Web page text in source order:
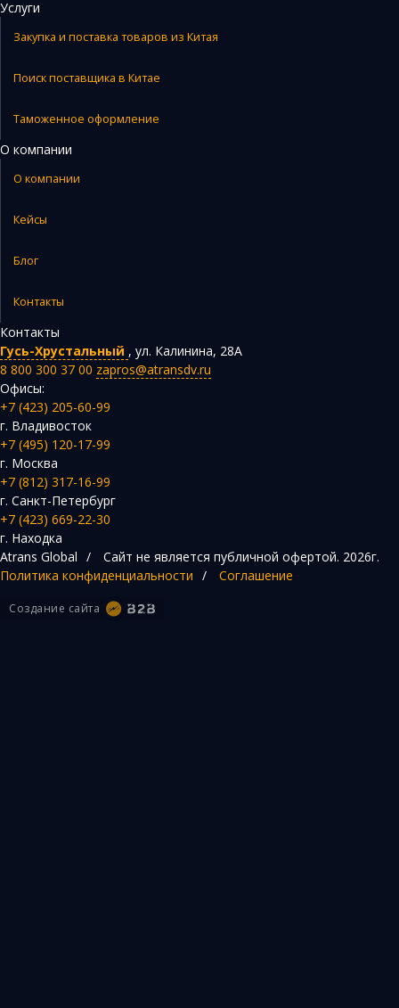
Услуги
Закупка и поставка товаров из Китая
Поиск поставщика в Китае
Таможенное оформление
О компании
О компании
Кейсы
Блог
Контакты
Контакты
Гусь-Хрустальный , ул. Калинина, 28А
8 800 300 37 00 zapros@atransdv.ru
Офисы:
+7 (423) 205-60-99
г. Владивосток
+7 (495) 120-17-99
г. Москва
+7 (812) 317-16-99
г. Санкт-Петербург
+7 (423) 669-22-30
г. Находка
Atrans Global / Сайт не является публичной офертой. 2026г.
Политика конфиденциальности / Соглашение
Создание сайта